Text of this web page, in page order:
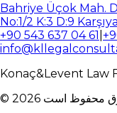
Bahriye Üçok Mah.
No:1/2 K:3 D:9
+90 543 637 04 61
Konaç&Levent Law
© 2026